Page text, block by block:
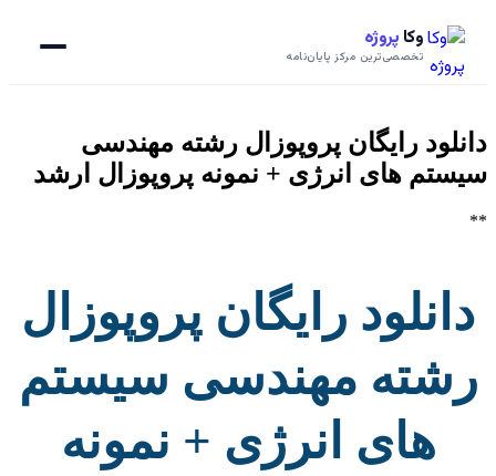
وکا پروژه
تخصصی‌ترین مرکز پایان‌نامه
دانلود رایگان پروپوزال رشته مهندسی
سیستم های انرژی + نمونه پروپوزال ارشد
**
دانلود رایگان پروپوزال
رشته مهندسی سیستم
های انرژی + نمونه